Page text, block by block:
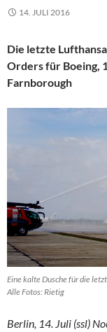
14. JULI 2016
Die letzte
Orders für Boeing,
Farnborough
Eine kalte Dusche für die
Alle Fotos: Rietig
Berlin, 14. Juli (ssl)